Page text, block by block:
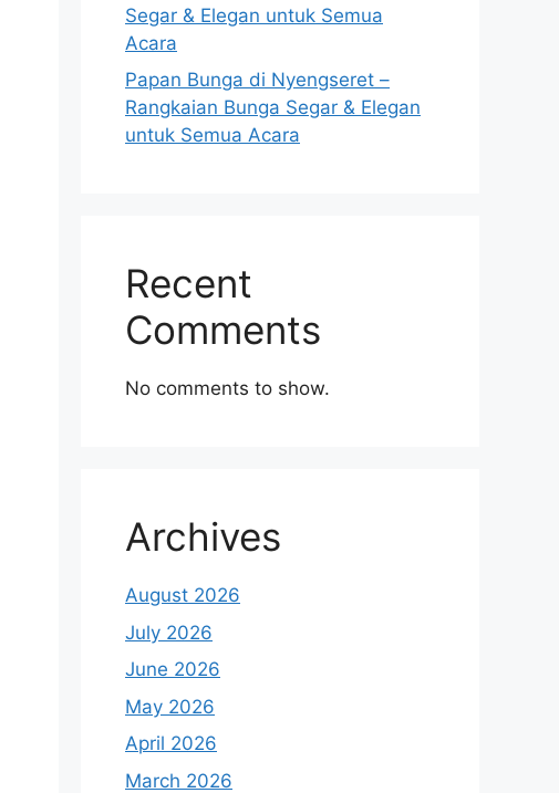
Segar & Elegan untuk Semua
Acara
Papan Bunga di Nyengseret –
Rangkaian Bunga Segar & Elegan
untuk Semua Acara
Recent
Comments
No comments to show.
Archives
August 2026
July 2026
June 2026
May 2026
April 2026
March 2026